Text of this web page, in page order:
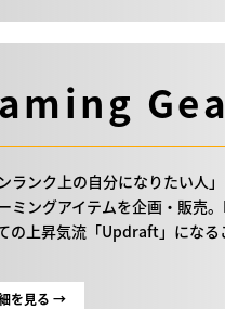
ンランク上の自分になりたい人
ミングアイテムを企画・販売
の上昇気流「Updraft」になる
を見る →